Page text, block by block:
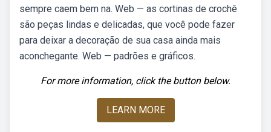
sempre caem bem na. Web — as cortinas de crochê
são peças lindas e delicadas, que você pode fazer
para deixar a decoração de sua casa ainda mais
aconchegante. Web — padrões e gráficos.
For more information, click the button below.
LEARN MORE